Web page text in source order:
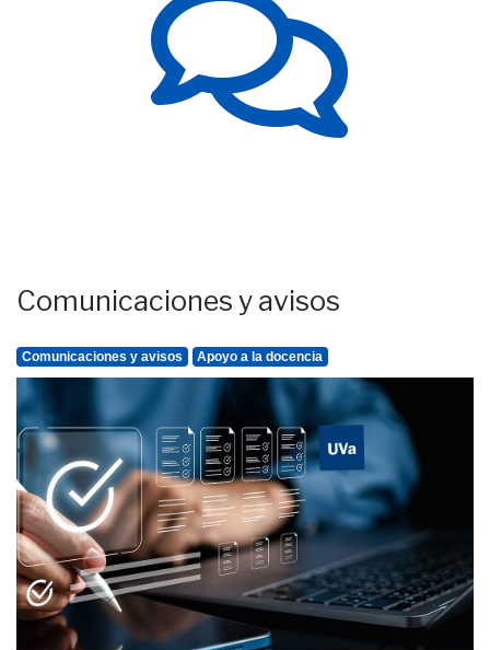
Comunicaciones y avisos
Comunicaciones y avisos Apoyo a la docencia